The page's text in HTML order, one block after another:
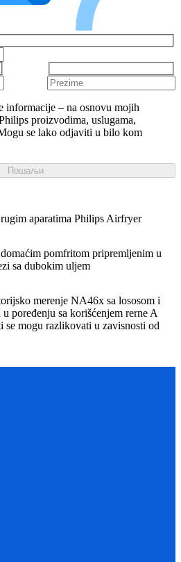
informacije – na osnovu mojih
proizvodima, uslugama,
se lako odjaviti u bilo kom
Пошаљи
aparatima Philips Airfryer
pomfritom pripremljenim u
sa dubokim uljem
merenje NA46x sa lososom i
poređenju sa korišćenjem rerne A
se mogu razlikovati u zavisnosti od